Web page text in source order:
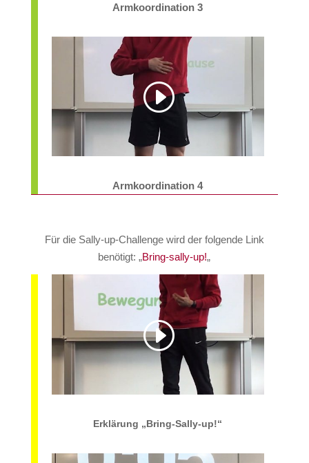
Armkoordination 3
Armkoordination 4
Für die Sally-up-Challenge wird der folgende Link
benötigt: „Bring-sally-up!„
Erklärung „Bring-Sally-up!“